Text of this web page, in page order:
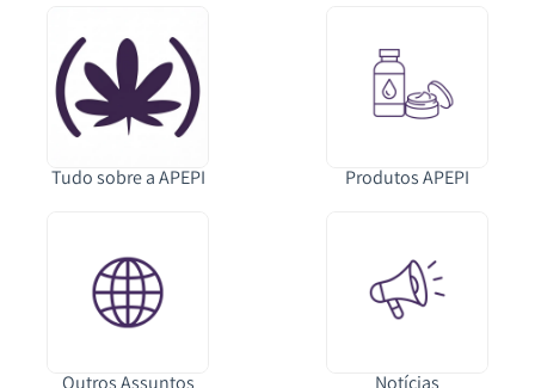
Tudo sobre a APEPI Produtos APEPI
Outros Assuntos Notícias